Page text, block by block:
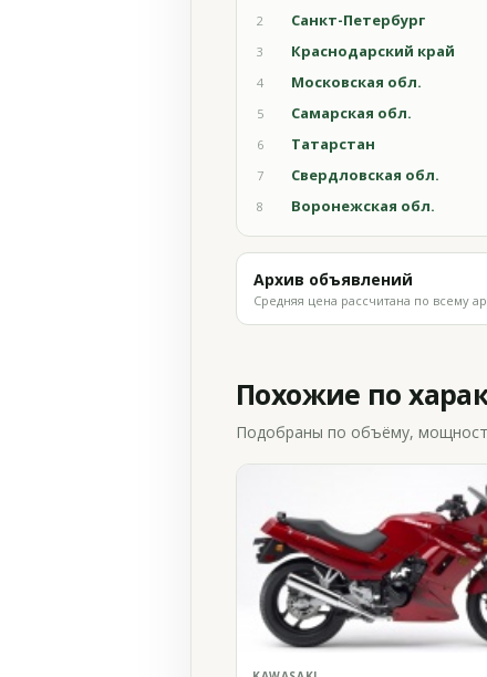
2
Санкт-Петербург
3
Краснодарский край
4
Московская обл.
5
Самарская обл.
6
Татарстан
7
Свердловская обл.
8
Воронежская обл.
Архив объявлений
Средняя цена рассчитана по всему
Похожие по
Подобраны по объёму,